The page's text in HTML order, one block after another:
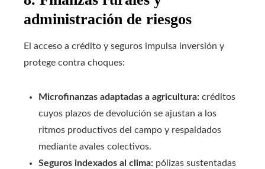
administración de riesgos
El acceso a crédito y seguros impulsa inversión y
protege contra choques:
Microfinanzas adaptadas a agricultura: créditos
cuyos plazos de devolución se ajustan a los
ritmos productivos del campo y respaldados
mediante avales colectivos.
Seguros indexados al clima: pólizas sustentadas